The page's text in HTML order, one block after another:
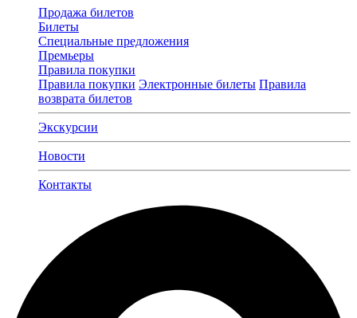
Продажа билетов
Билеты
Специальные предложения
Премьеры
Правила покупки
Правила покупки Электронные билеты Правила
возврата билетов
Экскурсии
Новости
Контакты